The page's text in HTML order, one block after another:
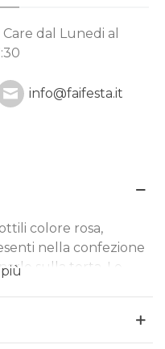
dal Lunedi al
info@faifesta.it
colore rosa,
nella confezione
sulla torta. Le